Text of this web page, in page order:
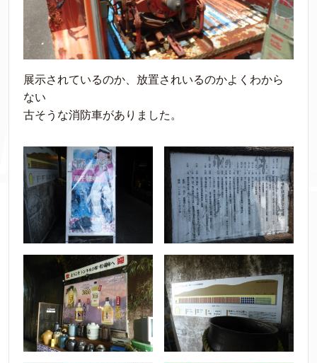
展示されているのか、放置されいるのかよくわから
ない
古そうな消防車がありました。